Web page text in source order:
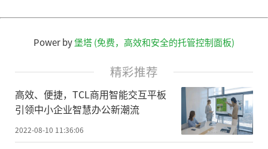
Power by堡塔 (免费，高效和安全的托管控制面板)
精彩推荐
高效、便捷，TCL商用智能交互平板
引领中小企业智慧办公新潮流
2022-08-10 11:36:06